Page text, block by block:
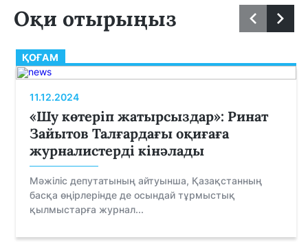
Оқи отырыңыз
ҚОҒАМ
11.12.2024
«Шу көтеріп жатырсыздар»: Ринат
Зайытов Талғардағы оқиғаға
журналистерді кінәлады
Мәжіліс депутатының айтуынша, Қазақстанның
басқа өңірлерінде де осындай тұрмыстық
қылмыстарға журнал...